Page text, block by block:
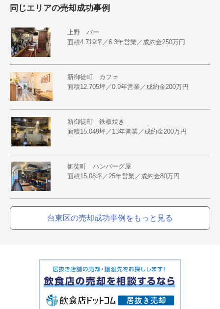
同じエリアの売却成功事例
上野 バー
面積4.719坪／6.3年営業／成約金250万円
新御徒町 カフェ
面積12.705坪／0.9年営業／成約金200万円
新御徒町 鉄板焼き
面積15.049坪／13年営業／成約金200万円
御徒町 ハンバーグ屋
面積15.08坪／25年営業／成約金80万円
台東区の売却成功事例をもっと見る